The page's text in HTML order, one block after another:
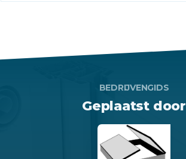
BEDRIJVENGIDS
Geplaatst door